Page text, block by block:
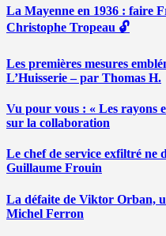
La Mayenne en 1936 : faire
Christophe Tropeau 🔓
Les premières mesures
L’Huisserie – par Thomas H.
Vu pour vous : « Les rayons
sur la collaboration
Le chef de service exfiltré ne
Guillaume Frouin
La défaite de Viktor Orban,
Michel Ferron